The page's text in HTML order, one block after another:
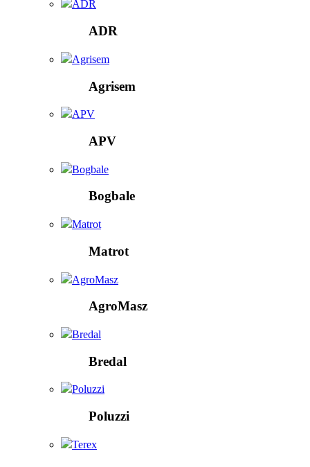
ADR
ADR
Agrisem
Agrisem
APV
APV
Bogbale
Bogbale
Matrot
Matrot
AgroMasz
AgroMasz
Bredal
Bredal
Poluzzi
Poluzzi
Terex